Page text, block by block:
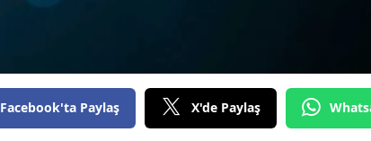
Facebook'ta Paylaş X'de Paylaş